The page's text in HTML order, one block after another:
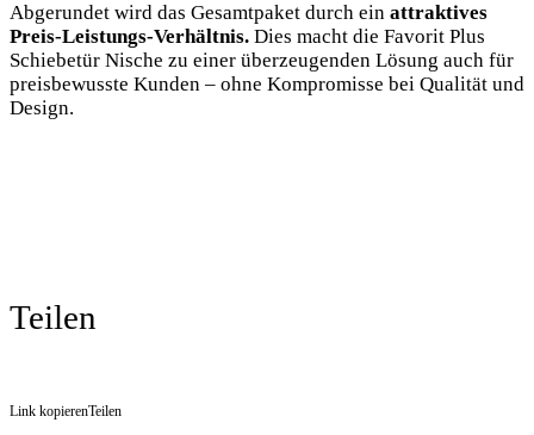
Abgerundet wird das Gesamtpaket durch ein attraktives
Preis-Leistungs-Verhältnis. Dies macht die Favorit Plus
Schiebetür Nische zu einer überzeugenden Lösung auch für
preisbewusste Kunden – ohne Kompromisse bei Qualität und
Design.
Teilen
Link kopierenTeilen